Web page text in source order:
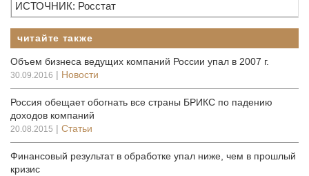
ИСТОЧНИК: Росстат
читайте также
Объем бизнеса ведущих компаний России упал в 2007 г.
30.09.2016 | Новости
Россия обещает обогнать все страны БРИКС по падению
доходов компаний
20.08.2015 | Статьи
Финансовый результат в обработке упал ниже, чем в прошлый
кризис